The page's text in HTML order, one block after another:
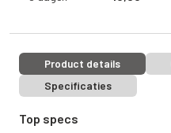
Product details
Specificaties
Top specs